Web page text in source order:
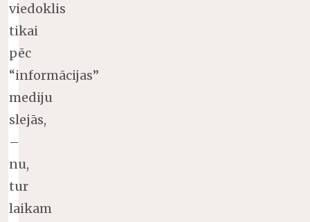
viedoklis
tikai
pēc
“informācijas”
mediju
slejās,
–
nu,
tur
laikam